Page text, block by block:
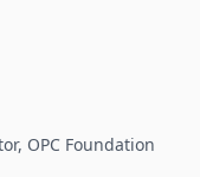
OPC Foundation